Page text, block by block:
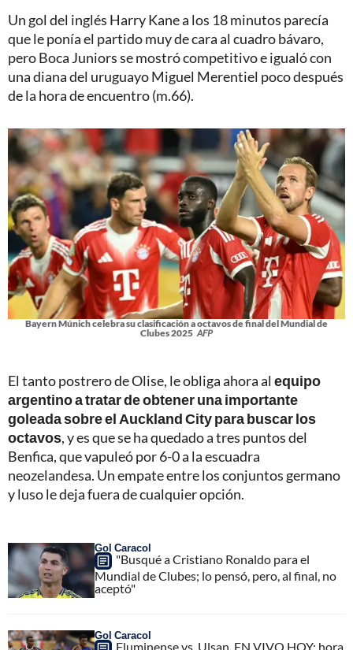
Un gol del inglés Harry Kane a los 18 minutos parecía
que le ponía el partido muy de cara al cuadro bávaro,
pero Boca Juniors se mostró competitivo e igualó con
una diana del uruguayo Miguel Merentiel poco después
de la hora de encuentro (m.66).
Bayern Múnich celebra su clasificación a octavos de final del Mundial de
Clubes 2025 AFP
El tanto postrero de Olise, le obliga ahora al equipo
argentino a tratar de obtener una importante
goleada sobre el Auckland City para buscar los
octavos, y es que se ha quedado a tres puntos del
Benfica, que vapuleó por 6-0 a la escuadra
neozelandesa. Un empate entre los conjuntos germano
y luso le deja fuera de cualquier opción.
Gol Caracol
"Busqué a Cristiano Ronaldo para el
Mundial de Clubes; lo pensó, pero, al final, no
aceptó"
Gol Caracol
Fluminense vs. Ulsan, EN VIVO HOY; hora